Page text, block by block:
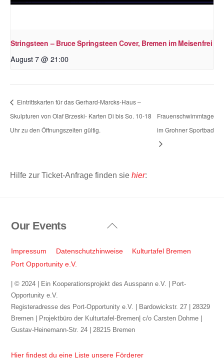
Stringsteen – Bruce Springsteen Cover, Bremen im Meisenfrei
August 7 @ 21:00
Eintrittskarten für das Gerhard-Marcks-Haus –
Skulpturen von Olaf Brzeski- Karten Di bis So. 10-18
Uhr zu den Öffnungszeiten gültig.
Frauenschwimmtage
im Grohner Sportbad
Hilfe zur Ticket-Anfrage finden sie hier:
Back
Top
Our Events
Impressum Datenschutzhinweise
Kulturtafel Bremen
Port Opportunity e.V.
| © 2024 | Ein Kooperationsprojekt des Ausspann e.V. | Port-
Opportunity e.V.
Registeradresse des Port-Opportunity e.V. | Bardowickstr. 27 | 28329
Bremen | Projektbüro der Kulturtafel-Bremen| c/o Carsten Dohme |
Gustav-Heinemann-Str. 24 | 28215 Bremen
Hier findest du eine Liste unsere Förderer